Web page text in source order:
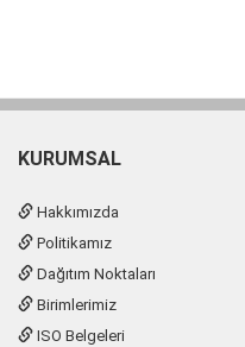
KURUMSAL
Hakkımızda
Politikamız
Dağıtım Noktaları
Birimlerimiz
ISO Belgeleri